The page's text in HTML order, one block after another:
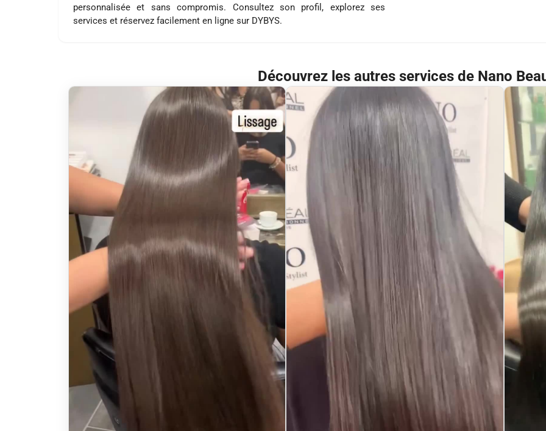
personnalisée et sans compromis. Consultez son profil, explorez ses
services et réservez facilement en ligne sur DYBYS.
Découvrez les autres services de Nano